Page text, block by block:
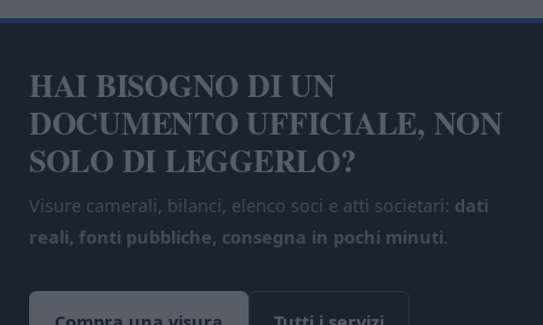
HAI BISOGNO DI UN
DOCUMENTO UFFICIALE, NON
SOLO DI LEGGERLO?
Visure camerali, bilanci, elenco soci e atti societari: dati
reali, fonti pubbliche, consegna in pochi minuti.